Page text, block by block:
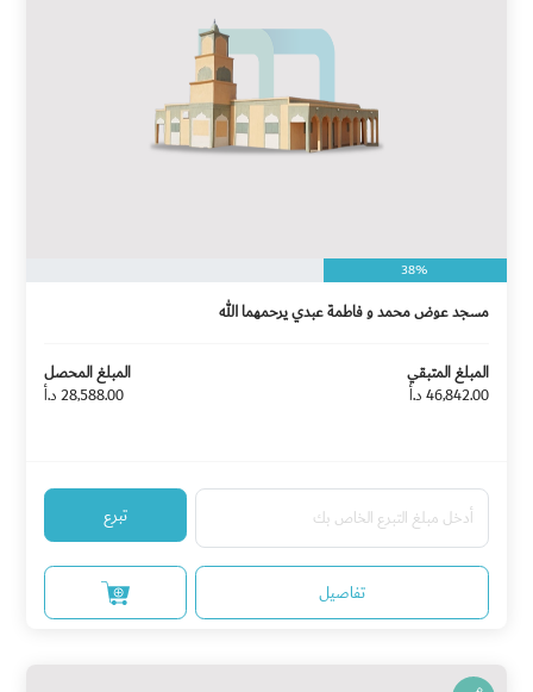
38%
مسجد عوض محمد و فاطمة عبدي يرحمهما الله
المبلغ المتبقي
46,842.00 د.أ
المبلغ المحصل
28,588.00 د.أ
تبرع
تفاصيل